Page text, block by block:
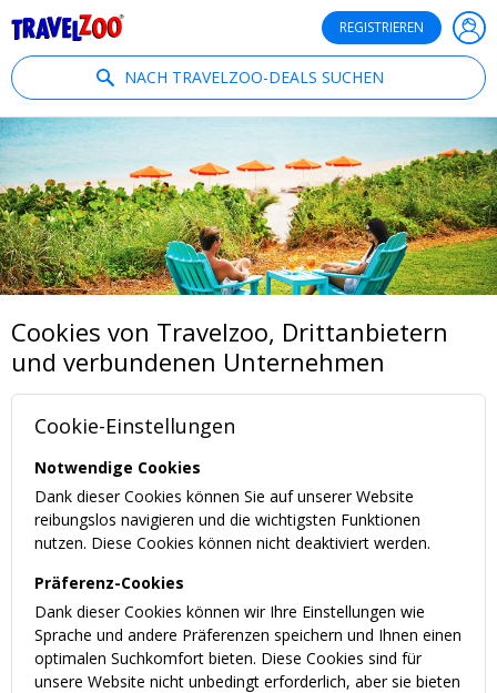
REGISTRIEREN
NACH TRAVELZOO-DEALS SUCHEN
Cookies von Travelzoo, Drittanbietern
und verbundenen Unternehmen
Cookie-Einstellungen
Notwendige Cookies
Dank dieser Cookies können Sie auf unserer Website
reibungslos navigieren und die wichtigsten Funktionen
nutzen. Diese Cookies können nicht deaktiviert werden.
Präferenz-Cookies
Dank dieser Cookies können wir Ihre Einstellungen wie
Sprache und andere Präferenzen speichern und Ihnen einen
optimalen Suchkomfort bieten. Diese Cookies sind für
unsere Website nicht unbedingt erforderlich, aber sie bieten